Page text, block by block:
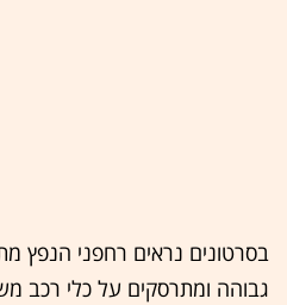
בסרטונים נראים רחפני הנפץ
גבוהה ומתרסקים על כלי רכב